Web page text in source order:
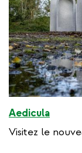
Aedicula
Visitez le